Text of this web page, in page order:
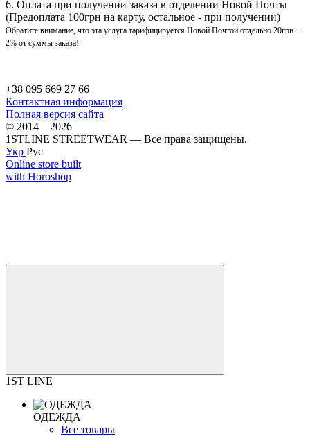
6. Оплата при получении заказа в отделении Новой Почты
(Предоплата 100грн на карту, остальное - при получении)
Обратите внимание, что эта услуга тарифицируется Новой Почтой отдельно 20грн +
2% от суммы заказа!
+38 095 669 27 66
Контактная информация
Полная версия сайта
© 2014—2026
1STLINE STREETWEAR — Все права защищены.
Укр Рус
Online store built
with Horoshop
1ST LINE
ОДЕЖДА
Все товары